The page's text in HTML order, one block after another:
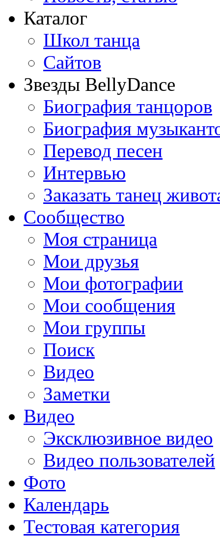
Каталог
Школ танца
Сайтов
Звезды BellyDance
Биография танцоров
Биография
Перевод песен
Интервью
Заказать танец
Сообщество
Моя страница
Мои друзья
Мои фотографии
Мои сообщения
Мои группы
Поиск
Видео
Заметки
Видео
Эксклюзивное видео
Видео пользователей
Фото
Календарь
Тестовая категория